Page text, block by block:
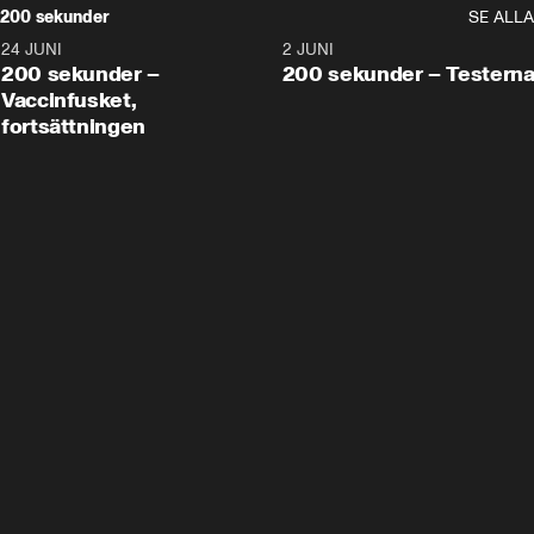
200 sekunder
SE ALLA
24 JUNI
200 sekunder –
Vaccinfusket,
fortsättningen
2 JUNI
200 sekunder – Testerna